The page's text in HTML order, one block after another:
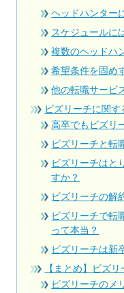
ヘッドハンター
スケジュールに
複数のヘッドハ
希望条件を固め
他の転職サービ
ビズリーチに関す
高卒でもビズリ
ビズリーチと転
ビズリーチはと
すか？
ビズリーチの解
ビズリーチで転
って本当？
ビズリーチは新
【まとめ】ビズ
ビズリーチのメ